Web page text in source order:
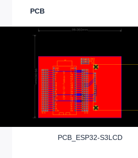
PCB
PCB_ESP32-S3LCD